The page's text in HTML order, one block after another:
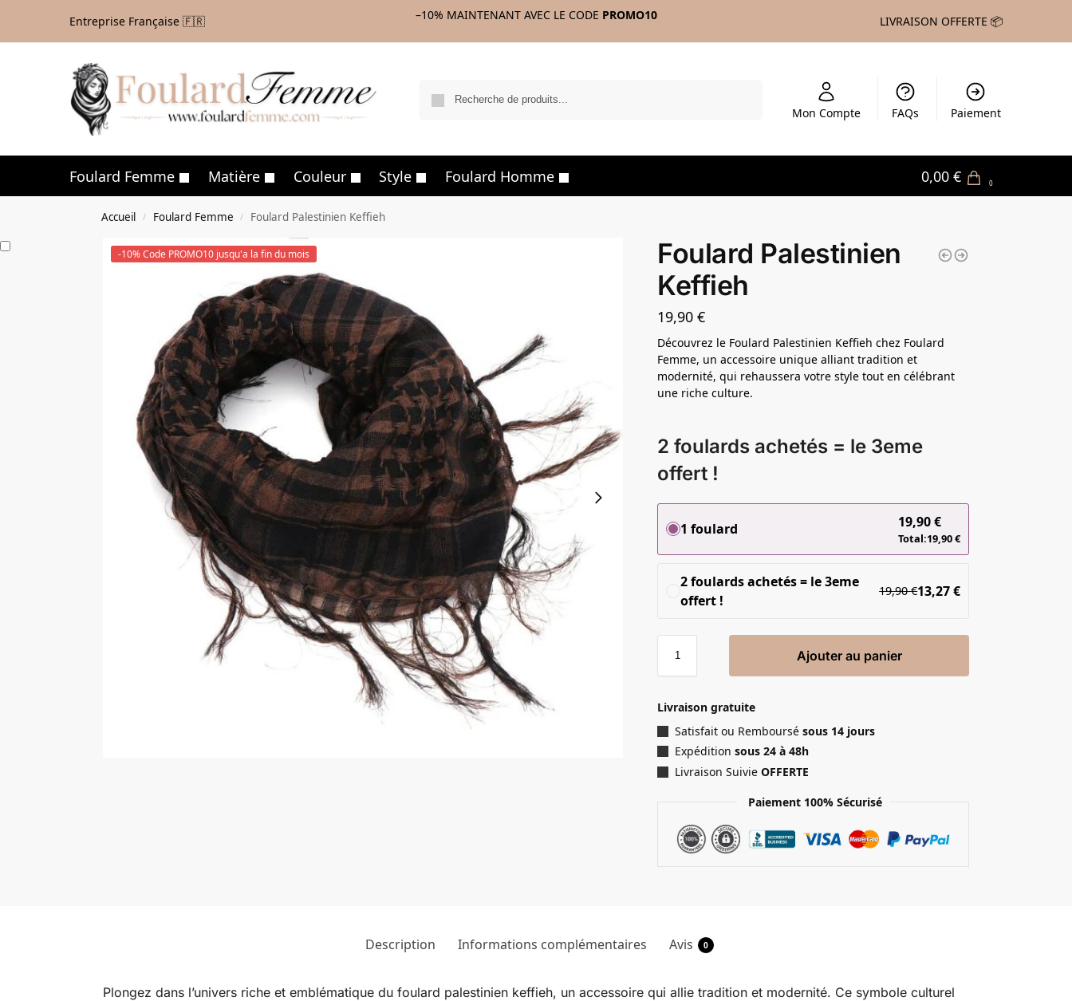
Entreprise Française 🇫🇷 –10% MAINTENANT AVEC LE CODE PROMO10 LIVRAISON OFFERTE 📦
Mon Compte FAQs Paiement
Foulard Femme Matière Couleur Style Foulard Homme 0,00 € 0
Accueil / Foulard Femme / Foulard Palestinien Keffieh
-10% Code PROMO10 jusqu'a la fin du mois
Foulard Palestinien
Keffieh
19,90€
Découvrez le Foulard Palestinien Keffieh chez Foulard
Femme, un accessoire unique alliant tradition et
modernité, qui rehaussera votre style tout en célébrant
une riche culture.
2 foulards achetés = le 3eme
offert !
1 foulard 19,90€
Total:19,90€
2 foulards achetés = le 3eme
offert !
19,90€13,27€
Ajouter au panier
Livraison gratuite
Satisfait ou Remboursésous 14 jours
Expédition sous 24 à 48h
Livraison SuivieOFFERTE
Paiement 100% Sécurisé
Description Informations complémentaires Avis 0
Plongez dans l’univers riche et emblématique du foulard palestinien keffieh, un accessoire qui allie tradition et modernité. Ce symbole culturel